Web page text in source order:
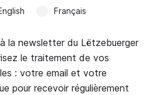
Français
la newsletter du Lëtzebuerger
le traitement de vos
: votre email et votre
pour recevoir régulièrement